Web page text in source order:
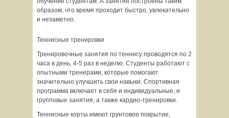
образом, что время проходит быстро, увлекательно
и незаметно.
Теннисные тренировки
Тренировочные занятия по теннису проводятся по 2
часа в день, 4-5 раз в неделю. Студенты работают с
опытными тренерами, которые помогают
значительно улучшить свои навыки. Спортивная
программа включает в себя и индивидуальные, и
групповые занятия, а также кардио-тренировки.
Теннисные корты имеют грунтовое покрытие,